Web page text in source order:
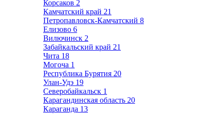
Корсаков 2
Камчатский край 21
Петропавловск-Камчатский 8
Елизово 6
Вилючинск 2
Забайкальский край 21
Чита 18
Могоча 1
Республика Бурятия 20
Улан-Удэ 19
Северобайкальск 1
Карагандинская область 20
Караганда 13